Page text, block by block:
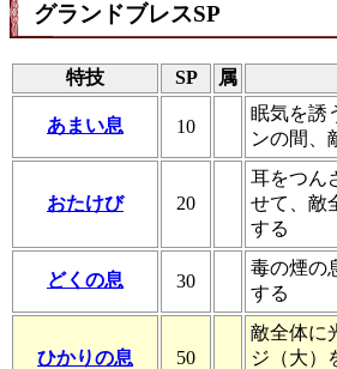
グランドブレスSP
特技 SP 属
あまい息 10
眠気を誘
ンの間、
おたけび 20
耳をつん
せて、敵
する
どくの息 30
毒の煙の
する
ひかりの息 50
敵全体に
ジ（大）